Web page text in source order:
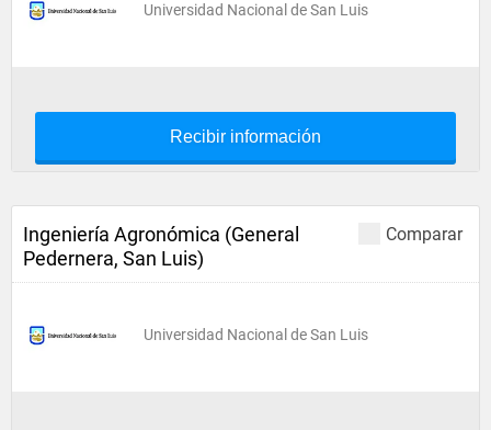
Universidad Nacional de San Luis
Recibir información
Comparar
Ingeniería Agronómica (General
Pedernera, San Luis)
Universidad Nacional de San Luis